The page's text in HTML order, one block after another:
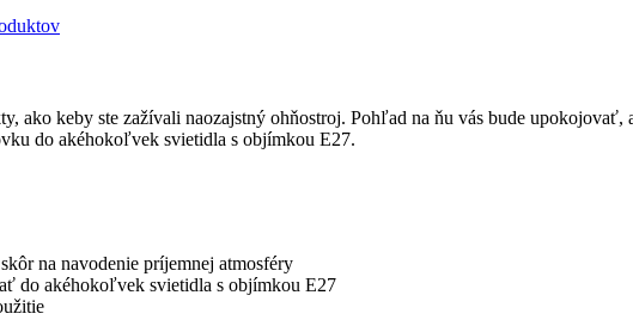
ako keby ste zažívali naozajstný ohňostroj. Pohľad na ňu vás bude upokojovať,
do akéhokoľvek svietidla s objímkou E27.
na navodenie príjemnej atmosféry
do akéhokoľvek svietidla s objímkou E27